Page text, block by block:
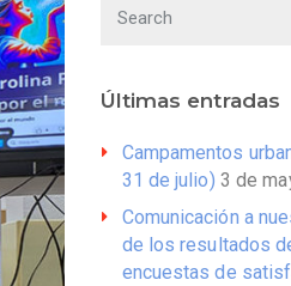
Últimas entradas
Campamentos
31 de julio) 3 de
Comunicación a
de los resultados
encuestas de